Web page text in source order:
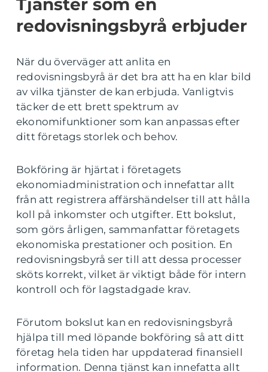
redovisningsbyrå erbjuder
När du överväger att anlita en
redovisningsbyrå är det bra att ha en klar bild
av vilka tjänster de kan erbjuda. Vanligtvis
täcker de ett brett spektrum av
ekonomifunktioner som kan anpassas efter
ditt företags storlek och behov.
Bokföring är hjärtat i företagets
ekonomiadministration och innefattar allt
från att registrera affärshändelser till att hålla
koll på inkomster och utgifter. Ett bokslut,
som görs årligen, sammanfattar företagets
ekonomiska prestationer och position. En
redovisningsbyrå ser till att dessa processer
sköts korrekt, vilket är viktigt både för intern
kontroll och för lagstadgade krav.
Förutom bokslut kan en redovisningsbyrå
hjälpa till med löpande bokföring så att ditt
företag hela tiden har uppdaterad finansiell
information. Denna tjänst kan innefatta allt